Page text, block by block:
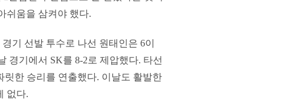
쉬움을 삼켜야 했다.
기 선발 투수로 나선 원태인은 6이
경기에서 SK를 8-2로 제압했다. 타선
릿한 승리를 연출했다. 이날도 활발한
없다.